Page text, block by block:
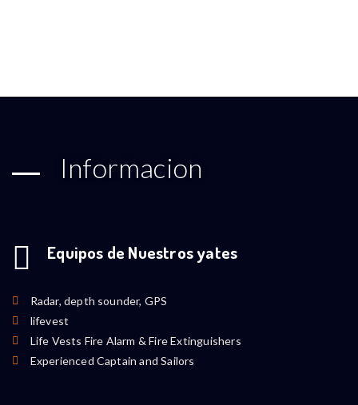
Informacion
Equipos de Nuestros yates
Radar, depth sounder, GPS
lifevest
Life Vests Fire Alarm & Fire Extinguishers
Experienced Captain and Sailors